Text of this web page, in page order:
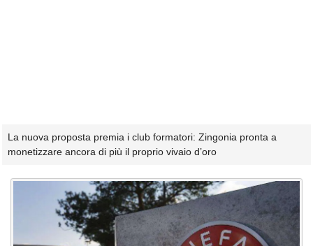
La nuova proposta premia i club formatori: Zingonia pronta a
monetizzare ancora di più il proprio vivaio d’oro